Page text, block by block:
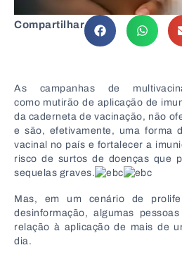
Compartilhar
As campanhas de
como mutirão de aplicação de
da caderneta de vacinação, não
e são, efetivamente, uma forma
vacinal no país e fortalecer a
risco de surtos de doenças que
sequelas graves.
Mas, em um cenário de
desinformação, algumas
relação à aplicação de mais de
dia.